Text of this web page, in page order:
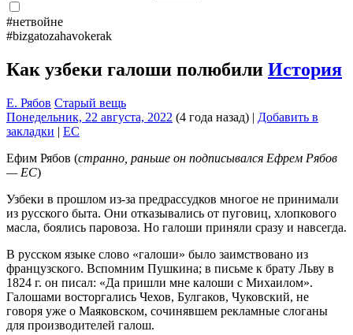
#нетвойне
#bizgatozahavokerak
Как узбеки галоши полюбили История
Е. Рябов Старый вещь
Понедельник, 22 августа, 2022 (4 года назад) | Добавить в
закладки | EC
Ефим Рябов (странно, раньше он подписывался Ефрем Рябов
— ЕС)
Узбеки в прошлом из-за предрассудков многое не принимали
из русского быта. Они отказывались от пуговиц, хлопкового
масла, боялись паровоза. Но галоши приняли сразу и навсегда.
В русском языке слово «галоши» было заимствовано из
французского. Вспомним Пушкина; в письме к брату Льву в
1824 г. он писал: «Да пришли мне калоши с Михаилом».
Галошами восторгались Чехов, Булгаков, Чуковский, не
говоря уже о Маяковском, сочинявшем рекламные слоганы
для производителей галош.